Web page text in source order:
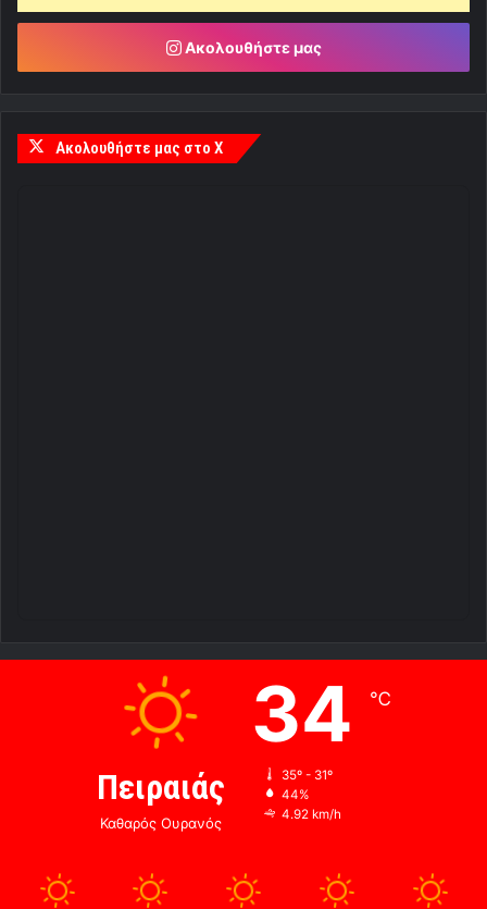
Ακολουθήστε μας
Ακολουθήστε μας στο X
Πειραιάς
Καθαρός Ουρανός
34 ℃
35º - 31º
44%
4.92 km/h